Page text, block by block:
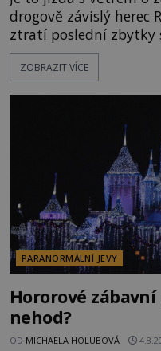
drogově závislý herec
ztratí poslední zbytky
po silnicích ve svém
řetězu. Vše vyvrcholí
následně nalezne
momentem se
ZOBRAZIT VÍCE
PARANORMÁLNÍ JEVY
Hororové
nehod?
OD MICHAELA HOLUBOVÁ